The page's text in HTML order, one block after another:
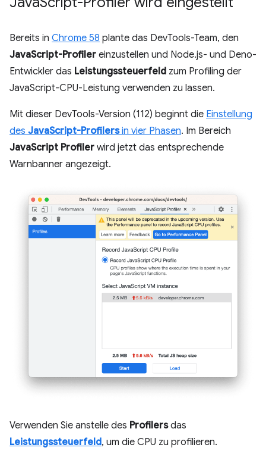
Bereits in Chrome 58 plante das DevTools-Team, den
JavaScript-Profiler einzustellen und Node.js- und Deno-
Entwickler das Leistungssteuerfeld zum Profiling der
JavaScript-CPU-Leistung verwenden zu lassen.
Mit dieser DevTools-Version (112) beginnt die Einstellung
des JavaScript-Profilersin vier Phasen. Im Bereich
JavaScript Profiler wird jetzt das entsprechende
Warnbanner angezeigt.
Verwenden Sie anstelle des Profilersdas
Leistungssteuerfeld, um die CPU zu profilieren.